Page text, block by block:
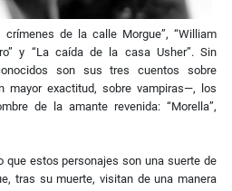
crímenes de la calle Morgue”, “William
y “La caída de la casa Usher”. Sin
son sus tres cuentos sobre
mayor exactitud, sobre vampiras―, los
de la amante revenida: “Morella”,
que estos personajes son una suerte de
tras su muerte, visitan de una manera